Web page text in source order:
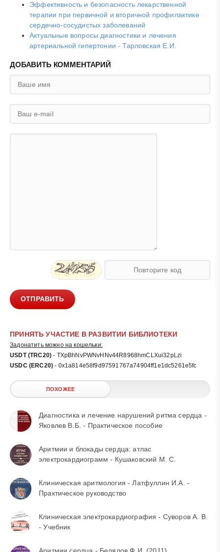
Эффективность и безопасность лекарственной
терапии при первичной и вторичной профилактике
сердечно-сосудистых заболеваний
Актуальные вопросы диагностики и лечения
артериальной гипертонии - Тарловская Е.И.
ДОБАВИТЬ КОММЕНТАРИЙ
ОТПРАВИТЬ
ПРИНЯТЬ УЧАСТИЕ В РАЗВИТИИ БИБЛИОТЕКИ
Задонатить можно на кошельки:
USDT (TRC20) - TXpBhNvPWNvHNv44R8968hmCLXui32pLzi
USDC (ERC20) - 0x1a814e58f9d97591767a74904ff1e1dc5261e5fc
ПОХОЖЕЕ
Диагностика и лечение нарушений ритма сердца -
Яковлев В.Б. - Практическое пособие
Аритмии и блокады сердца: атлас
электрокардиограмм - Кушаковский М. С.
Клиническая аритмология - Латфуллин И.А. -
Практическое руководство
Клиническая электрокардиография - Суворов А. В.
- Учебник
Аритмии сердца - Белялов Ф.И. (2011)